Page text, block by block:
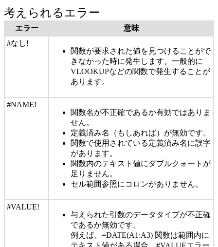
考えられるエラー
エラー
意味
#なし!
関数が要求された値を見つけることがで
きなかった時に発生します。一般的に
VLOOKUPなどの関数で発生することが
あります。
#NAME!
関数名が不正確であるか有効ではありま
せん。
定義済み名（もしあれば）が無効です。
関数で使用されている定義済み名に誤字
があります。
関数内のテキスト値にダブルクォートが
足りません。
セル範囲参照にコロンがありません。
#VALUE!
与えられた引数のデータタイプが不正確
であるか無効です。
例えば、=DATE(A1:A3) 関数は範囲内に